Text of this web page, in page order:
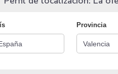
Provincia